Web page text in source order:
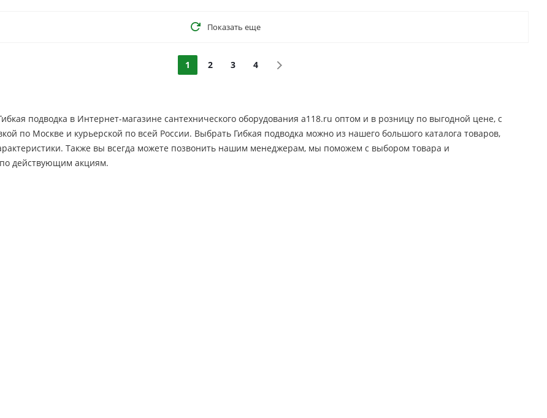
Показать еще
1 2 3 4
подводка в Интернет-магазине сантехнического оборудования a118.ru оптом и в розницу по выгодной цене, c
по Москве и курьерской по всей России. Выбрать Гибкая подводка можно из нашего большого каталога товаров,
Также вы всегда можете позвонить нашим менеджерам, мы поможем с выбором товара и
действующим акциям.